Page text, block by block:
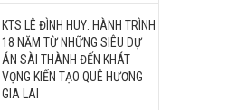
KTS LÊ ĐÌNH HUY: HÀNH TRÌNH
18 NĂM TỪ NHỮNG SIÊU DỰ
ÁN SÀI THÀNH ĐẾN KHÁT
VỌNG KIẾN TẠO QUÊ HƯƠNG
GIA LAI